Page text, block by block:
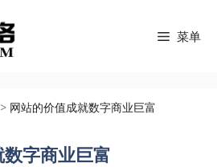
菜单
> 网站的价值成就数字商业巨富
字商业巨富